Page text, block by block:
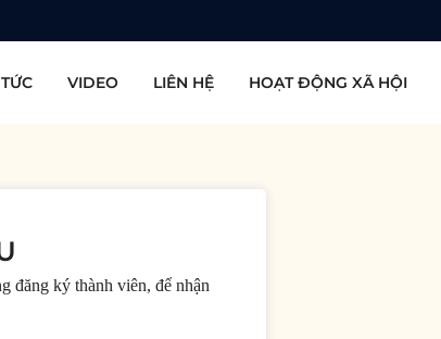
VIDEO LIÊN HỆ HOẠT ĐỘNG XÃ HỘI
đăng ký thành viên, để nhận